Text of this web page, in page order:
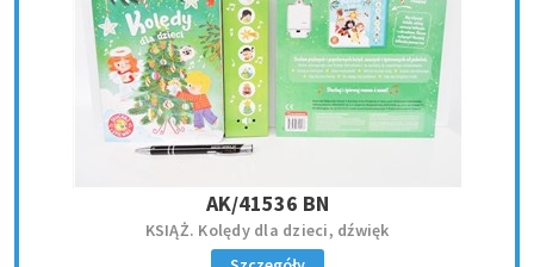
AK/41536 BN
KSIĄŻ. Kolędy dla dzieci, dźwięk